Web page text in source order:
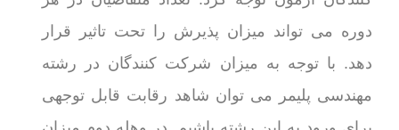
دوره می تواند میزان پذیرش را تحت تاثیر قرار
دهد. با توجه به میزان شرکت کنندگان در رشته
مهندسی پلیمر می توان شاهد رقابت قابل توجهی